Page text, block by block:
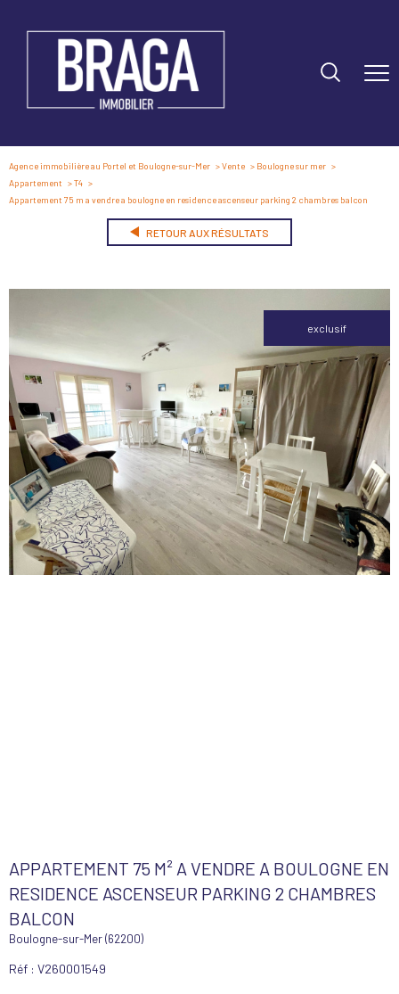
Agence immobilière au Portel et Boulogne-sur-Mer Vente
Boulogne sur mer
Appartement
T4
Appartement 75 m a vendre a boulogne en residence ascenseur parking 2 chambres balcon
RETOUR AUX RÉSULTATS
exclusif
APPARTEMENT 75 M² A VENDRE A BOULOGNE EN
RESIDENCE ASCENSEUR PARKING 2 CHAMBRES
BALCON
Boulogne-sur-Mer (62200)
Réf : V260001549